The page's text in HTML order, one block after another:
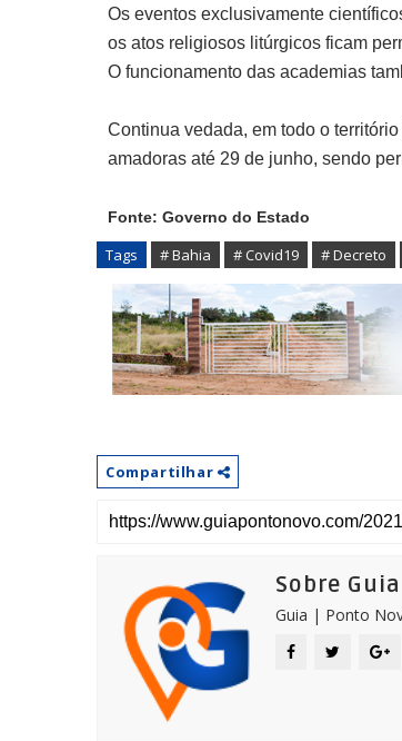
Os eventos exclusivamente
os atos religiosos litúrgicos ficam
O funcionamento das academias
Continua vedada, em todo o
amadoras até 29 de junho, sendo
Fonte: Governo do Estado
Tags # Bahia # Covid19 # Decreto
Compartilhar
Sobre
Guia | Ponto